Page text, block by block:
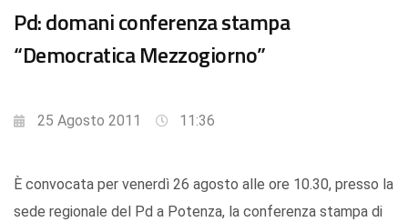
Pd: domani conferenza stampa
“Democratica Mezzogiorno”
25 Agosto 2011 11:36
È convocata per venerdì 26 agosto alle ore 10.30, presso la
sede regionale del Pd a Potenza, la conferenza stampa di